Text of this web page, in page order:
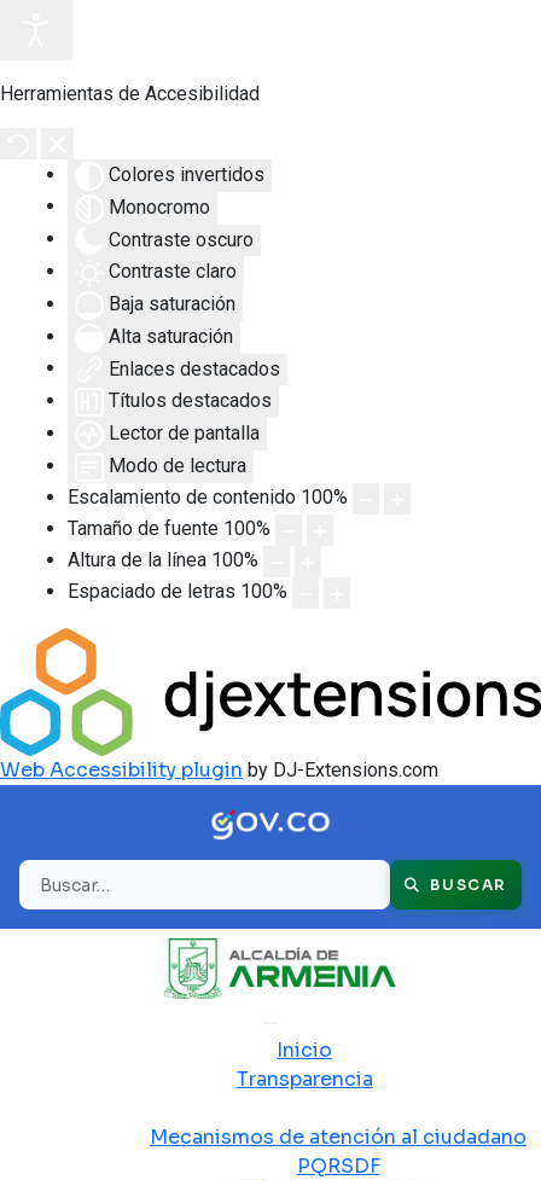
Herramientas de Accesibilidad
Colores invertidos
Monocromo
Contraste oscuro
Contraste claro
Baja saturación
Alta saturación
Enlaces destacados
Títulos destacados
Lector de pantalla
Modo de lectura
Escalamiento de contenido 100%
Tamaño de fuente 100%
Altura de la línea 100%
Espaciado de letras 100%
Web Accessibility plugin by DJ-Extensions.com
Buscar BUSCAR
Inicio
Transparencia
Mecanismos de atención al ciudadano
PQRSDF